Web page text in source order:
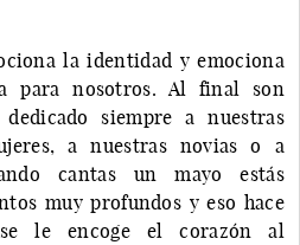
la identidad y emociona
para nosotros. Al final son
siempre a nuestras
a nuestras novias o a
cantas un mayo estás
muy profundos y eso hace
le encoge el corazón al